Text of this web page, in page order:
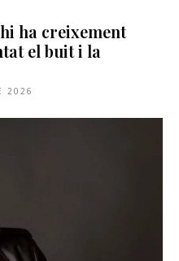
ha creixement
el buit i la
2026